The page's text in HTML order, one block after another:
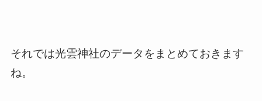
それでは光雲神社のデータをまとめておきます
ね。